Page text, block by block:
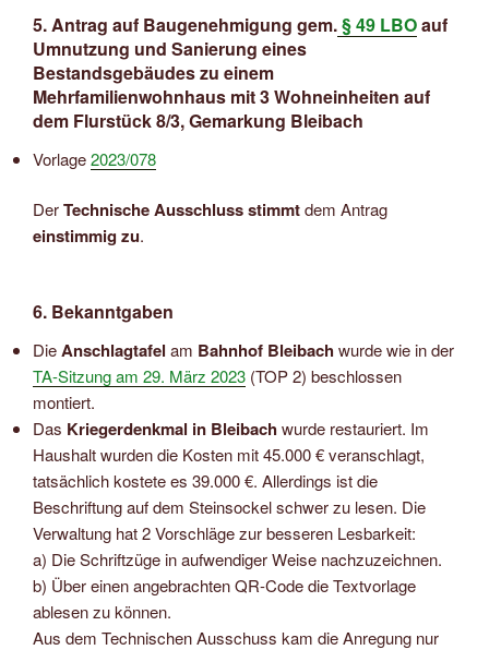
5. Antrag auf Baugenehmigung gem.§ 49 LBOauf
Umnutzung und Sanierung eines
Bestandsgebäudes zu einem
Mehrfamilienwohnhaus mit 3 Wohneinheiten auf
dem Flurstück 8/3, Gemarkung Bleibach
Vorlage2023/078
DerTechnische Ausschluss stimmtdem Antrag
einstimmig zu.
6. Bekanntgaben
DieAnschlagtafel am Bahnhof Bleibachwurde wie in der
TA-Sitzung am 29. März 2023 (TOP 2) beschlossen
montiert.
Das Kriegerdenkmal in Bleibachwurde restauriert. Im
Haushalt wurden die Kosten mit 45.000 € veranschlagt,
tatsächlich kostete es 39.000 €. Allerdings ist die
Beschriftung auf dem Steinsockel schwer zu lesen. Die
Verwaltung hat 2 Vorschläge zur besseren Lesbarkeit:
a) Die Schriftzüge in aufwendiger Weise nachzuzeichnen.
b) Über einen angebrachten QR-Code die Textvorlage
ablesen zu können.
Aus dem Technischen Ausschuss kam die Anregung nur